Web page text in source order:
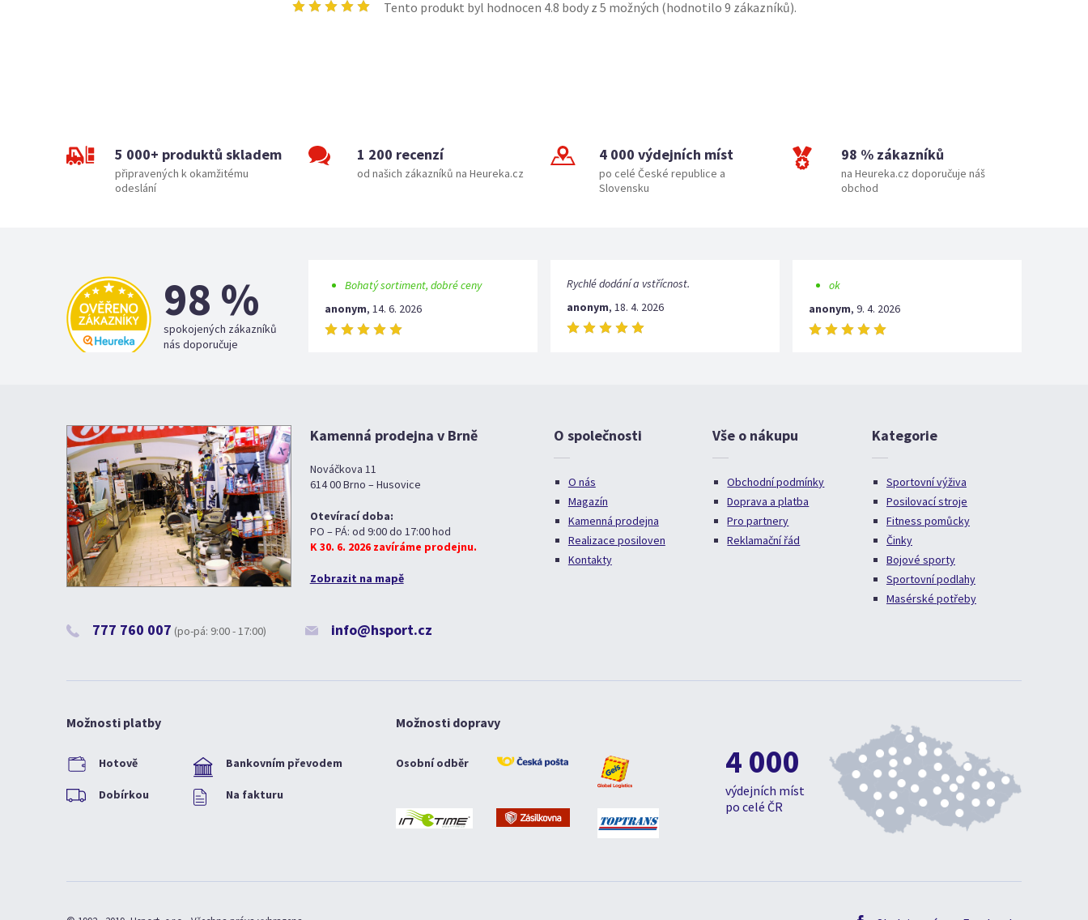
Tento produkt byl hodnocen 4.8 body z 5 možných (hodnotilo 9 zákazníků).
5 000+ produktů skladem
připravených k okamžitému
odeslání
1 200 recenzí
od našich zákazníků na Heureka.cz
4 000 výdejních míst
po celé České republice a
Slovensku
98 % zákazníků
na Heureka.cz doporučuje náš
obchod
98 %
spokojených zákazníků
nás doporučuje
Bohatý sortiment, dobré ceny
anonym, 14. 6. 2026
Rychlé dodání a vstřícnost.
anonym, 18. 4. 2026
ok
anonym, 9. 4. 2026
Kamenná prodejna v Brně
Nováčkova 11
614 00 Brno – Husovice
Otevírací doba:
PO – PÁ: od 9:00 do 17:00 hod
K 30. 6. 2026 zavíráme prodejnu.
Zobrazit na mapě
777 760 007 (po-pá: 9:00 - 17:00) info@hsport.cz
O společnosti
O nás
Magazín
Kamenná prodejna
Realizace posiloven
Kontakty
Vše o nákupu
Obchodní podmínky
Doprava a platba
Pro partnery
Reklamační řád
Kategorie
Sportovní výživa
Posilovací stroje
Fitness pomůcky
Činky
Bojové sporty
Sportovní podlahy
Masérské potřeby
Možnosti platby
Hotově Bankovním převodem
Dobírkou Na fakturu
Možnosti dopravy
Osobní odběr 4 000
výdejních míst
po celé ČR